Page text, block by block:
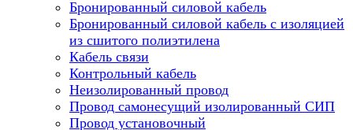
Бронированный силовой кабель
Бронированный силовой кабель с изоляцией
из сшитого полиэтилена
Кабель связи
Контрольный кабель
Неизолированный провод
Провод самонесущий изолированный СИП
Провод установочный